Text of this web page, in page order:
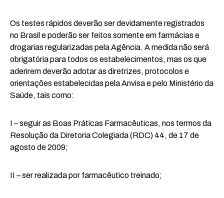
Os testes rápidos deverão ser devidamente registrados
no Brasil e poderão ser feitos somente em farmácias e
drogarias regularizadas pela Agência. A medida não será
obrigatória para todos os estabelecimentos, mas os que
aderirem deverão adotar as diretrizes, protocolos e
orientações estabelecidas pela Anvisa e pelo Ministério da
Saúde, tais como:
I – seguir as Boas Práticas Farmacêuticas, nos termos da
Resolução da Diretoria Colegiada (RDC) 44, de 17 de
agosto de 2009;
II – ser realizada por farmacêutico treinado;